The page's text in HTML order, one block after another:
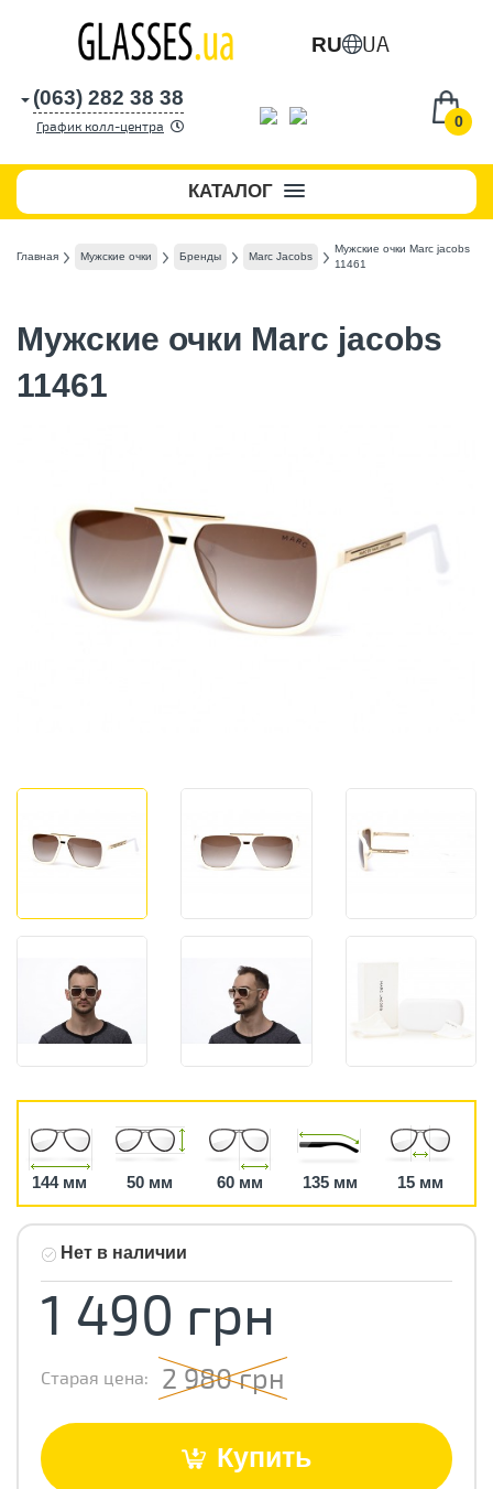
RU UA
0
(063) 282 38 38
График колл-центра
КАТАЛОГ
Главная Мужские очки Бренды Marc Jacobs
Мужские очки Marc jacobs
11461
Мужские очки Marc jacobs
11461
144 мм 50 мм 60 мм 135 мм 15 мм
Нет в наличии
1 490 грн
Старая цена: 2 980 грн
Купить